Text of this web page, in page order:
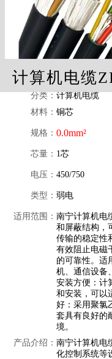
计算机电缆
分类：计算机电缆
材料：铜芯
规格：0.0mm²
芯量： 1芯
电压：450/750
类型：弱电
适用范围：南宁计算机电
和屏蔽结构，
传输的稳定性
有效阻止电磁
的可靠性。适
机、通信设备
安装方便：计
和安装，可以
好：采用聚氯
套具有良好的
境。
产品介绍：南宁计算机电
化控制系统等